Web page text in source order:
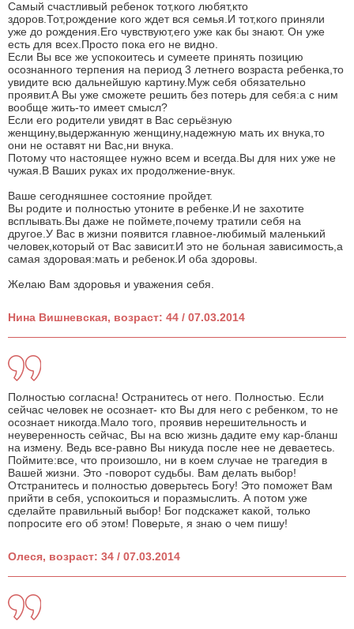
Самый счастливый ребенок тот,кого любят,кто
здоров.Тот,рождение кого ждет вся семья.И тот,кого приняли
уже до рождения.Его чувствуют,его уже как бы знают. Он уже
есть для всех.Просто пока его не видно.
Если Вы все же успокоитесь и сумеете принять позицию
осознанного терпения на период 3 летнего возраста ребенка,то
увидите всю дальнейшую картину.Муж себя обязательно
проявит.А Вы уже сможете решить без потерь для себя:а с ним
вообще жить-то имеет смысл?
Если его родители увидят в Вас серьёзную
женщину,выдержанную женщину,надежную мать их внука,то
они не оставят ни Вас,ни внука.
Потому что настоящее нужно всем и всегда.Вы для них уже не
чужая.В Ваших руках их продолжение-внук.
Ваше сегодняшнее состояние пройдет.
Вы родите и полностью утоните в ребенке.И не захотите
всплывать.Вы даже не поймете,почему тратили себя на
другое.У Вас в жизни появится главное-любимый маленький
человек,который от Вас зависит.И это не больная зависимость,а
самая здоровая:мать и ребенок.И оба здоровы.
Желаю Вам здоровья и уважения себя.
Нина Вишневская, возраст: 44 / 07.03.2014
Полностью согласна! Остранитесь от него. Полностью. Если
сейчас человек не осознает- кто Вы для него с ребенком, то не
осознает никогда.Мало того, проявив нерешительность и
неуверенность сейчас, Вы на всю жизнь дадите ему кар-бланш
на измену. Ведь все-равно Вы никуда после нее не деваетесь.
Поймите:все, что произошло, ни в коем случае не трагедия в
Вашей жизни. Это -поворот судьбы. Вам делать выбор!
Отстранитесь и полностью доверьтесь Богу! Это поможет Вам
прийти в себя, успокоиться и поразмыслить. А потом уже
сделайте правильный выбор! Бог подскажет какой, только
попросите его об этом! Поверьте, я знаю о чем пишу!
Олеся, возраст: 34 / 07.03.2014